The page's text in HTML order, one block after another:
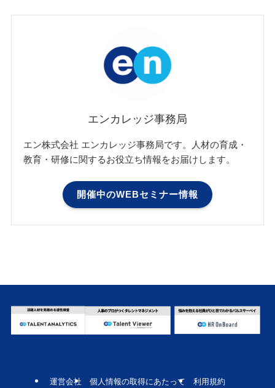
エンカレッジ事務局
エン株式会社 エンカレッジ事務局です。人材の育成・
教育・研修に関するお役立ち情報をお届けします。
開催中のWEBセミナー情報
運営会社 個人情報の取得にあたって 利用規約